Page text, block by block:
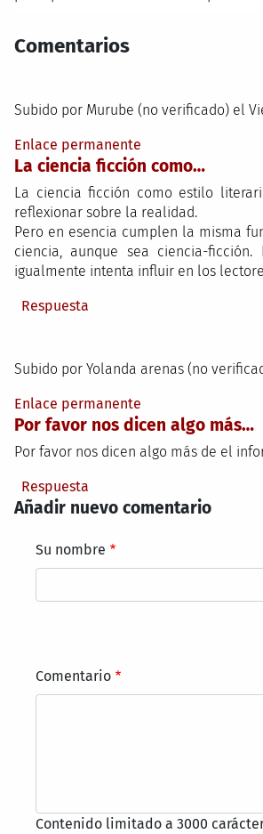
Comentarios
Subido por Murube (no verificado) el
Enlace permanente
La ciencia ficción como…
La ciencia ficción como estilo
reflexionar sobre la realidad.
Pero en esencia cumplen la misma
ciencia, aunque sea ciencia-
igualmente intenta influir en los
Respuesta
Subido por Yolanda arenas (no
Enlace permanente
Por favor nos dicen algo más…
Por favor nos dicen algo más de el
Respuesta
Añadir nuevo comentario
Su nombre
Comentario
Contenido limitado a 3000